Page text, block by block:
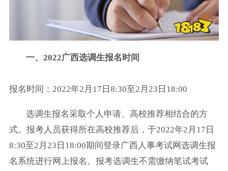
一、2022广西选调生报名时间
报名时间：2022年2月17日8:30至2月23日18:00
选调生报名采取个人申请、高校推荐相结合的方
式。报考人员获得所在高校推荐后，于2022年2月17日
8:30至2月23日18:00期间登录广西人事考试网选调生报
名系统进行网上报名。报考选调生不需缴纳笔试考试